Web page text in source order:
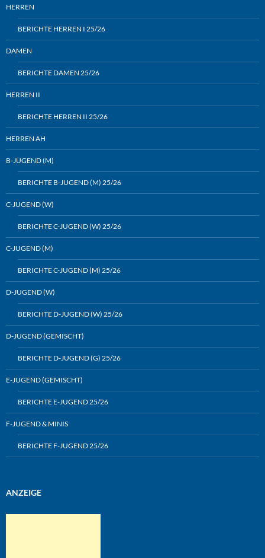
HERREN
BERICHTE HERREN I 25/26
DAMEN
BERICHTE DAMEN 25/26
HERREN II
BERICHTE HERREN II 25/26
HERREN AH
B-JUGEND (M)
BERICHTE B-JUGEND (M) 25/26
C-JUGEND (W)
BERICHTE C-JUGEND (W) 25/26
C-JUGEND (M)
BERICHTE C-JUGEND (M) 25/26
D-JUGEND (W)
BERICHTE D-JUGEND (W) 25/26
D-JUGEND (GEMISCHT)
BERICHTE D-JUGEND (G) 25/26
E-JUGEND (GEMISCHT)
BERICHTE E-JUGEND 25/26
F-JUGEND & MINIS
BERICHTE F-JUGEND 25/26
ANZEIGE